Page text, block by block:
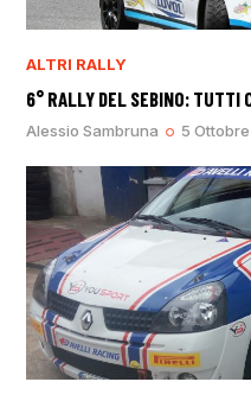
ALTRI RALLY
6° RALLY DEL SEBINO: TUTTI
Alessio Sambruna 5